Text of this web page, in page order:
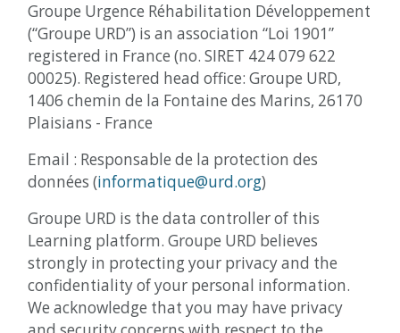
Groupe Urgence Réhabilitation Développement
(“Groupe URD”) is an association “Loi 1901”
registered in France (no. SIRET 424 079 622
00025). Registered head office: Groupe URD,
1406 chemin de la Fontaine des Marins, 26170
Plaisians - France
Email : Responsable de la protection des
données (informatique@urd.org)
Groupe URD is the data controller of this
Learning platform. Groupe URD believes
strongly in protecting your privacy and the
confidentiality of your personal information.
We acknowledge that you may have privacy